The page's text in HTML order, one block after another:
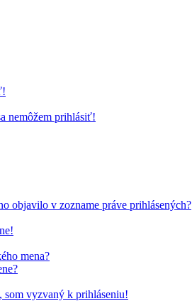
nemôžem prihlásiť!
objavilo v zozname práve prihlásených?
mena?
vyzvaný k prihláseniu!